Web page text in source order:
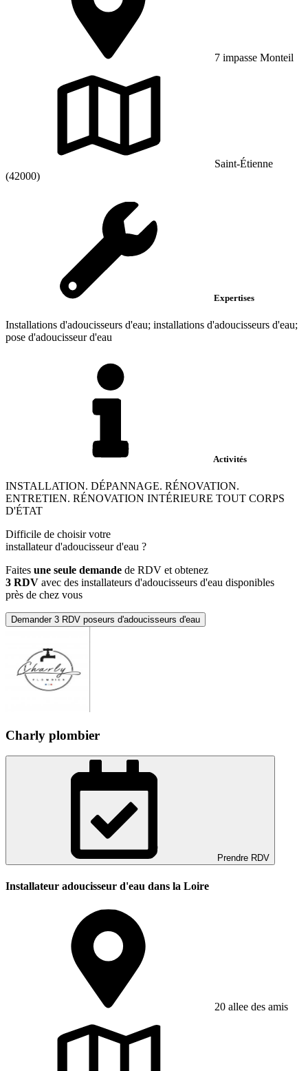
7 impasse Monteil
Saint-Étienne
(42000)
Expertises
Installations d'adoucisseurs d'eau; installations d'adoucisseurs d'eau;
pose d'adoucisseur d'eau
Activités
INSTALLATION. DÉPANNAGE. RÉNOVATION.
ENTRETIEN. RÉNOVATION INTÉRIEURE TOUT CORPS
D'ÉTAT
Difficile de choisir votre
installateur d'adoucisseur d'eau ?
Faites une seule demande de RDV et obtenez
3 RDV avec des installateurs d'adoucisseurs d'eau disponibles
près de chez vous
Demander 3 RDV poseurs d'adoucisseurs d'eau
Charly plombier
Prendre RDV
Installateur adoucisseur d'eau dans la Loire
20 allee des amis